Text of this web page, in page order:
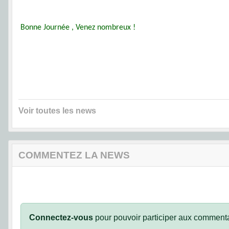
Bonne Journée , Venez nombreux !
Voir toutes les news
COMMENTEZ LA NEWS
Connectez-vous pour pouvoir participer aux